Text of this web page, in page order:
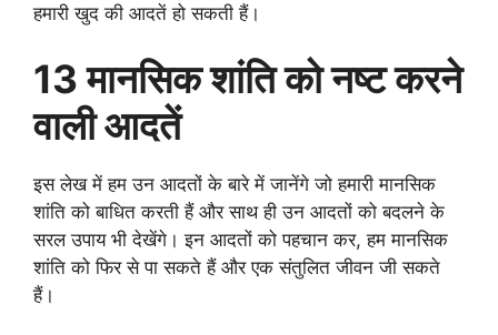
हमारी खुद की आदतें हो सकती हैं।
13 मानसिक शांति को नष्ट करने
वाली आदतें
इस लेख में हम उन आदतों के बारे में जानेंगे जो हमारी मानसिक
शांति को बाधित करती हैं और साथ ही उन आदतों को बदलने के
सरल उपाय भी देखेंगे। इन आदतों को पहचान कर, हम मानसिक
शांति को फिर से पा सकते हैं और एक संतुलित जीवन जी सकते
हैं।